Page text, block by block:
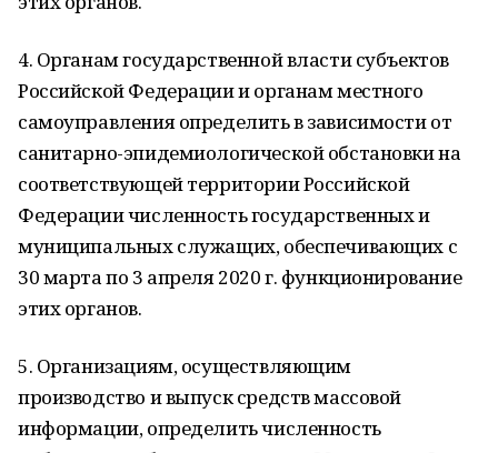
4. Органам государственной власти субъектов
Российской Федерации и органам местного
самоуправления определить в зависимости от
санитарно-эпидемиологической обстановки на
соответствующей территории Российской
Федерации численность государственных и
муниципальных служащих, обеспечивающих с
30 марта по 3 апреля 2020 г. функционирование
этих органов.
5. Организациям, осуществляющим
производство и выпуск средств массовой
информации, определить численность